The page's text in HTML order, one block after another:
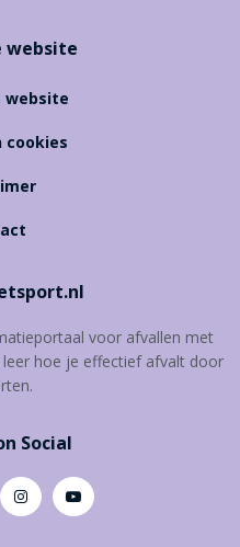
website
website
cookies
voor afvallen met
hoe je effectief afvalt door
Social